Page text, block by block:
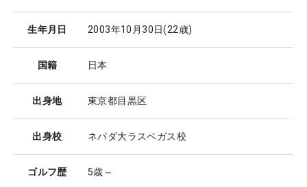
生年月日 2003年10月30日(22歳)
国籍 日本
出身地 東京都目黒区
出身校 ネバダ大ラスベガス校
ゴルフ歴 5歳～